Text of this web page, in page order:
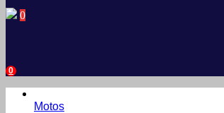
0
0
Motos